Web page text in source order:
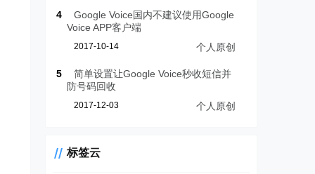
4
Google Voice国内不建议使用Google
Voice APP客户端
2017-10-14 个人原创
5
简单设置让Google Voice秒收短信并
防号码回收
2017-12-03 个人原创
标签云